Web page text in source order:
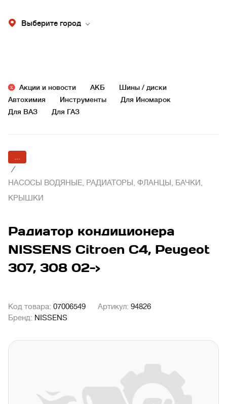
Выберите город
Акции и новости АКБ
Шины / диски
Автохимия
Инструменты
Для Иномарок
Для ВАЗ
Для ГАЗ
...
/
НАСОСЫ ВОДЯНЫЕ, РАДИАТОРЫ, ФЛАНЦЫ, БАЧКИ,
КРЫШКИ
Радиатор кондиционера
NISSENS Citroen C4, Peugeot
307, 308 02->
Код товара: 07006549 Артикул: 94826
Бренд: NISSENS